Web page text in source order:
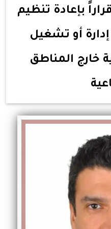
بإعادة تنظيم
أو تشغيل
خارج المناطق